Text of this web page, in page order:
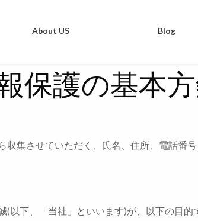
About US Blog
保護の基本
収集させていただく、氏名、住所、電話番
以下、「当社」といいます)が、以下の目的